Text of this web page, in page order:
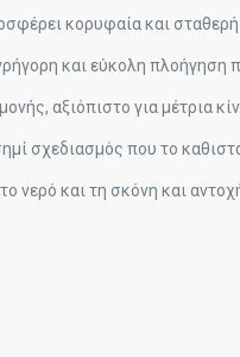
κορυφαία και σταθερή
και εύκολη πλοήγηση
αξιόπιστο για μέτρια
σχεδιασμός που το
νερό και τη σκόνη και